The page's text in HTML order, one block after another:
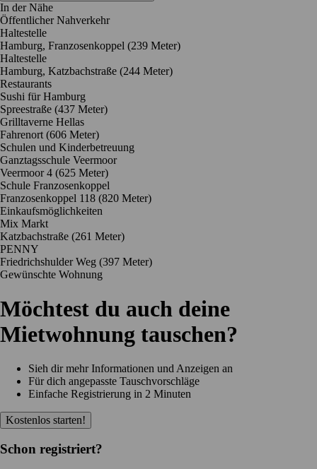
In der Nähe
Öffentlicher Nahverkehr
Haltestelle
Hamburg, Franzosenkoppel (239 Meter)
Haltestelle
Hamburg, Katzbachstraße (244 Meter)
Restaurants
Sushi für Hamburg
Spreestraße (437 Meter)
Grilltaverne Hellas
Fahrenort (606 Meter)
Schulen und Kinderbetreuung
Ganztagsschule Veermoor
Veermoor 4 (625 Meter)
Schule Franzosenkoppel
Franzosenkoppel 118 (820 Meter)
Einkaufsmöglichkeiten
Mix Markt
Katzbachstraße (261 Meter)
PENNY
Friedrichshulder Weg (397 Meter)
Gewünschte Wohnung
Möchtest du auch deine
Mietwohnung tauschen?
Sieh dir mehr Informationen und Anzeigen an
Für dich angepasste Tauschvorschläge
Einfache Registrierung in 2 Minuten
Kostenlos starten!
Schon registriert?